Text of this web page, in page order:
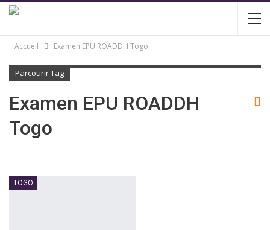
Accueil Examen EPU ROADDH Togo
Parcourir Tag
Examen EPU ROADDH
Togo
TOGO